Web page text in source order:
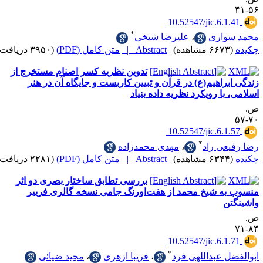
10.52547/
، علیرضا شیخی *
|
Abstract | متن کامل (PDF) (۳۹۵۰ دریافت)
تدوین نظریه کسر اصنام مستخرج از
در قرآن و تبیین کاربست و جایگاه آن در هنر
رویکرد نظریه داده بنیاد
10.52547/
راد * ، مهدی محمدزاده
|
Abstract | متن کامل (PDF) (۲۲۸۱ دریافت)
بررسی تطابق ساختار بصری دو اثر
شیخ محمد از هفت‌اورنگ جامی نسخه گالری فرییر
10.52547/
عبداللهی فرد * ،فریبا ازهری ،مجید ضیائی